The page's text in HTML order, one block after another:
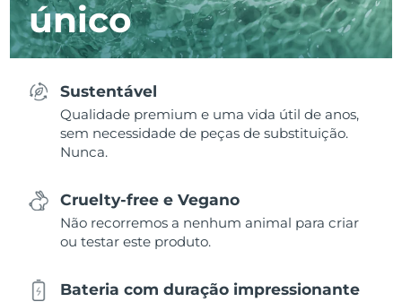
único
Sustentável
Qualidade premium e uma vida útil de anos,
sem necessidade de peças de substituição.
Nunca.
Cruelty-free e Vegano
Não recorremos a nenhum animal para criar
ou testar este produto.
Bateria com duração impressionante